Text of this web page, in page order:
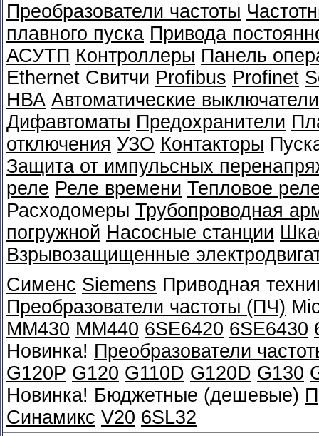
Преобразователи частоты
плавного пуска Привода
АСУТП Контроллеры Панель
Ethernet Свитчи Profibus Profinet
НВА Автоматические выключатели
Дифавтоматы Предохранители
отключения УЗО Контакторы
Защита от импульсных
реле Реле времени Тепловое
Расходомеры Трубопроводная
погружной Насосные станции
Взрывозащищенные
Сименс Siemens Приводная
Преобразователи частоты (ПЧ)
MM430 MM440 6SE6420 6SE6430
Новинка! Преобразователи
G120P G120 G110D G120D G130
Новинка! Бюджетные (дешевые)
Синамикс V20 6SL32